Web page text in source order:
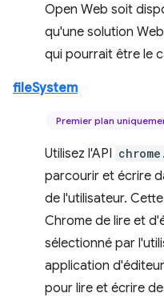
Open Web soit
qu'une solution
qui pourrait être le
fileSystem
Premier plan
Utilisez l'API
parcourir et écrire
de l'utilisateur.
Chrome de lire et
sélectionné par
application
pour lire et écrire